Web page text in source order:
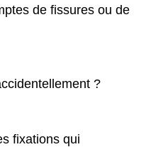
de fissures ou de
?
fixations qui